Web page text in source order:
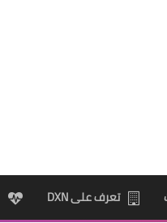
تعرف على DXN